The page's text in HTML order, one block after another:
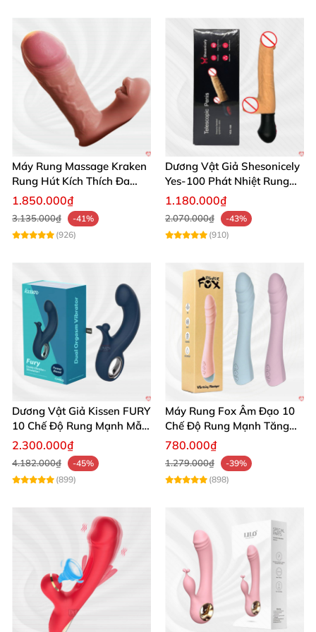
Dương Vật Giả 10 Chế Độ Rung Thụt Nhiệt Kích Thích Tự Sướng
Dương Vật Giả 10 Chế Độ Rung Thụt Nhiệt Kích Thích Tự Sướng
Dương Vật Giả 10 Chế Độ Rung Thụt Nhiệt Kích Thích Tự Sướng
Dương Vật Giả 10 Chế Độ Rung Thụt Nhiệt Kích Thích Tự Sướng
Máy Rung Massage Kraken
Rung Hút Kích Thích Đa
Năng
1.850.000₫
3.135.000₫
-41%
(926)
Dương Vật Giả Shesonicely
Yes-100 Phát Nhiệt Rung
Thụt
1.180.000₫
2.070.000₫
-43%
(910)
Dương Vật Giả Kissen FURY
10 Chế Độ Rung Mạnh Mẫu
Mới
2.300.000₫
4.182.000₫
-45%
(899)
Máy Rung Fox Âm Đạo 10
Chế Độ Rung Mạnh Tăng
Khoái Cảm
780.000₫
1.279.000₫
-39%
(898)